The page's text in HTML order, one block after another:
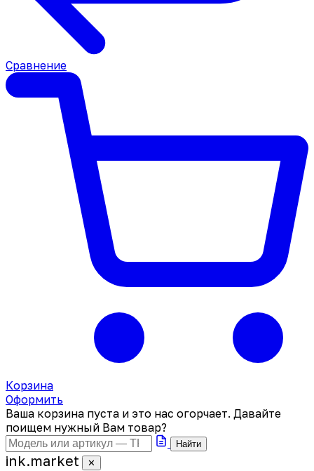
Сравнение
Корзина
Оформить
Ваша корзина пуста и это нас огорчает. Давайте
поищем нужный Вам товар?
Найти
ink.market ✕